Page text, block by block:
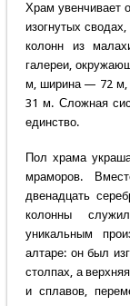
Храм увенчивает
изогнутых
колонн из
галереи,
м, ширина — 72 м,
31 м. Сложная
единство.
Пол храма
мраморов.
двенадцать
колонны
уникальным
алтаре: он был
столпах, а
и сплавов,